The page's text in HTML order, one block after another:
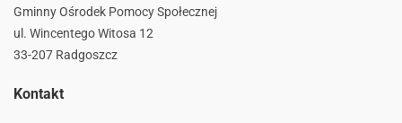
Gminny Ośrodek Pomocy Społecznej
ul. Wincentego Witosa 12
33-207 Radgoszcz
Kontakt